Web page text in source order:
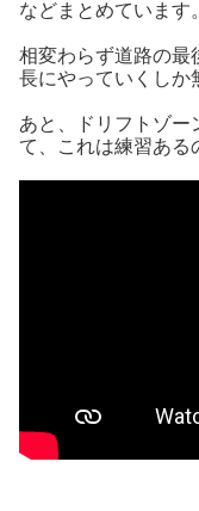
などまとめています。
相変わらず道路の最
長にやっていくしか
あと、ドリフトゾー
て、これは練習ある